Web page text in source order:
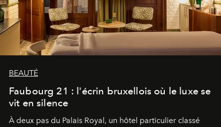
BEAUTÉ
Faubourg 21 : l'écrin bruxellois où le luxe se
vit en silence
À deux pas du Palais Royal, un hôtel particulier classé